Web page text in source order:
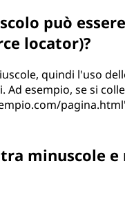
può
locator)?
quindi l'uso
Ad esempio, se si
minuscole